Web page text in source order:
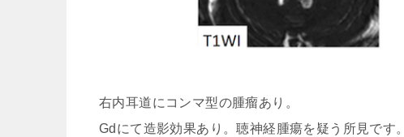
右内耳道にコンマ型の腫瘤あり。
Gdにて造影効果あり。聴神経腫瘍を疑う所見です。